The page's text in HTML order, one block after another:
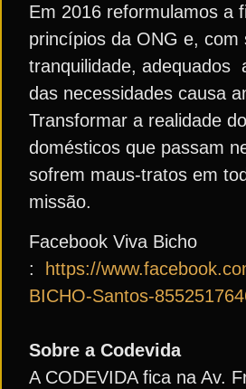
Em 2016 reformulamos a
princípios da ONG e, com
tranquilidade, adequados
das necessidades causa
Transformar a realidade
domésticos que passam
sofrem maus-tratos em
missão.
Facebook Viva Bicho
:
https://
BICHO-Santos-
Sobre a Codevida
A CODEVIDA fica na Av.